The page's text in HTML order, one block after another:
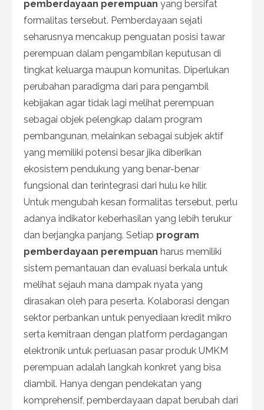
pemberdayaan perempuan yang bersifat
formalitas tersebut. Pemberdayaan sejati
seharusnya mencakup penguatan posisi tawar
perempuan dalam pengambilan keputusan di
tingkat keluarga maupun komunitas. Diperlukan
perubahan paradigma dari para pengambil
kebijakan agar tidak lagi melihat perempuan
sebagai objek pelengkap dalam program
pembangunan, melainkan sebagai subjek aktif
yang memiliki potensi besar jika diberikan
ekosistem pendukung yang benar-benar
fungsional dan terintegrasi dari hulu ke hilir.
Untuk mengubah kesan formalitas tersebut, perlu
adanya indikator keberhasilan yang lebih terukur
dan berjangka panjang. Setiap program
pemberdayaan perempuan harus memiliki
sistem pemantauan dan evaluasi berkala untuk
melihat sejauh mana dampak nyata yang
dirasakan oleh para peserta. Kolaborasi dengan
sektor perbankan untuk penyediaan kredit mikro
serta kemitraan dengan platform perdagangan
elektronik untuk perluasan pasar produk UMKM
perempuan adalah langkah konkret yang bisa
diambil. Hanya dengan pendekatan yang
komprehensif, pemberdayaan dapat berubah dari